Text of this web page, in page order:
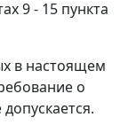
9 - 15 пункта
в настоящем
о